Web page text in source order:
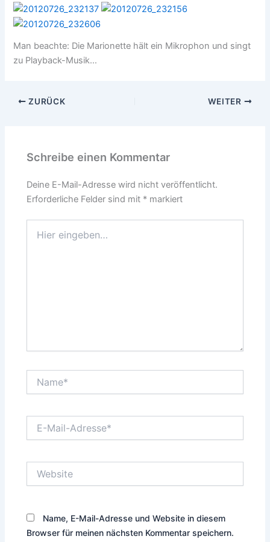
Man beachte: Die Marionette hält ein Mikrophon und singt
zu Playback-Musik…
ZURÜCK WEITER
Schreibe einen Kommentar
Deine E-Mail-Adresse wird nicht veröffentlicht.
Erforderliche Felder sind mit * markiert
eingeben…
Mail-
Name, E-Mail-Adresse und Website in diesem
Browser für meinen nächsten Kommentar speichern.